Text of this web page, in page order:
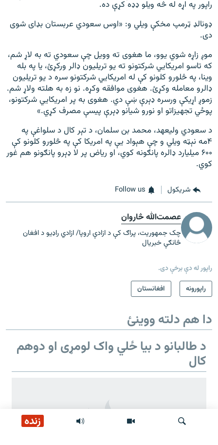
زنده
راپور په اړه له څه ویلو ډډه کړې ده.
ډونالډ ټرمپ مخکې ویلي و: «اوس سعودي عربستان بډای شوی
دی.
موږ زاړه شوي یوو، ما هغوی ته وویل چې سعودي ته به لاړ شم،
که تاسو امریکایي شرکتونو ته یو تریلیون ډالر ورکړئ، یا په بله
وینا، په څلورو کلونو کې له امریکايي شرکتونو سره د یو تریلیون
ډالرو معامله وکړئ. هغوی موافقه وکړه. نو زه به هلته ولاړ شم.
زموږ اړیکې ورسره ډېرې ښې دي. هغوی به پر امریکایي شرکتونو،
پوځي تجهیزاتو او نورو شیانو ډېرې پیسې مصرف کړي.»
د سعودي ولیعهد، محمد بن سلمان، د تېر کال د سلواغې په
۴مه نېټه ویلي و چې هېواد یې په امریکا کې په څلورو کلونو کې
۶۰۰ میلیارد ډالره پانګونه کوي، او ریاض پر لا ډېرو پانګونو هم غور
کوي.
شريکول Follow us
عصمت‌الله څاروان
چک جمهوریت، پراګ کې د ازادې اروپا/ ازادي راډیو د افغان
څانګې خبریال
راپور له دې برخې دی.
راپورونه
افغانستان
دا هم دلته ووینئ
د طالبانو د بیا ځلي واک لومړی او دوهم
کال